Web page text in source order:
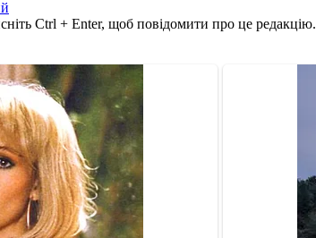
Ctrl + Enter, щоб повідомити про це редакцію.